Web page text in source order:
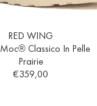
RED WING
Classico In Pelle
Prairie
€359,00